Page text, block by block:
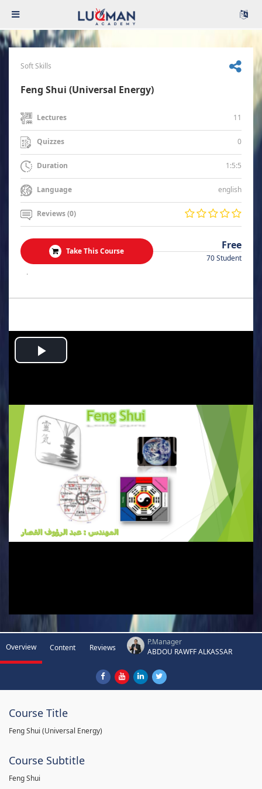
Soft Skills
Feng Shui (Universal Energy)
Lectures 11
Quizzes 0
Duration 1:5:5
Language english
Reviews (0)
Take This Course Free
70 Student
.
Play
Overview Content Reviews
P.Manager
ABDOU RAWFF ALKASSAR
Course Title
Feng Shui (Universal Energy)
Course Subtitle
Feng Shui